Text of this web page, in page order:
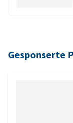
Gesponserte